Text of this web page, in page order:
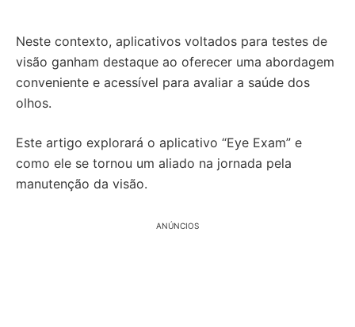
Neste contexto, aplicativos voltados para testes de
visão ganham destaque ao oferecer uma abordagem
conveniente e acessível para avaliar a saúde dos
olhos.
Este artigo explorará o aplicativo “Eye Exam” e
como ele se tornou um aliado na jornada pela
manutenção da visão.
ANÚNCIOS